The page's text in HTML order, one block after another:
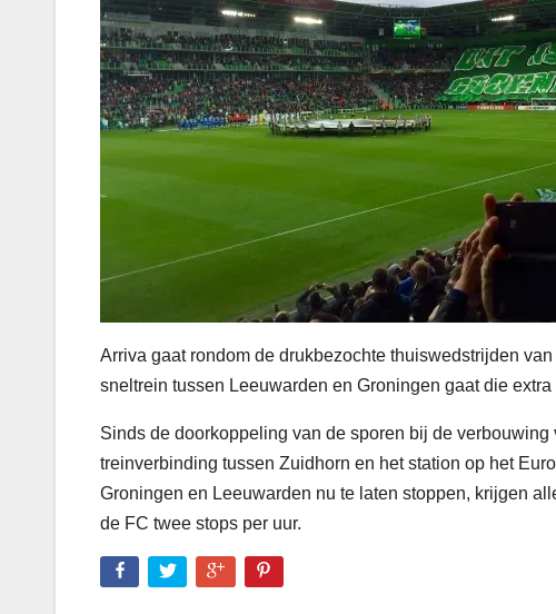
Arriva gaat rondom de drukbezochte thuiswedstrijden
sneltrein tussen Leeuwarden en Groningen gaat die
Sinds de doorkoppeling van de sporen bij de
treinverbinding tussen Zuidhorn en het station op het
Groningen en Leeuwarden nu te laten stoppen, krijgen
de FC twee stops per uur.